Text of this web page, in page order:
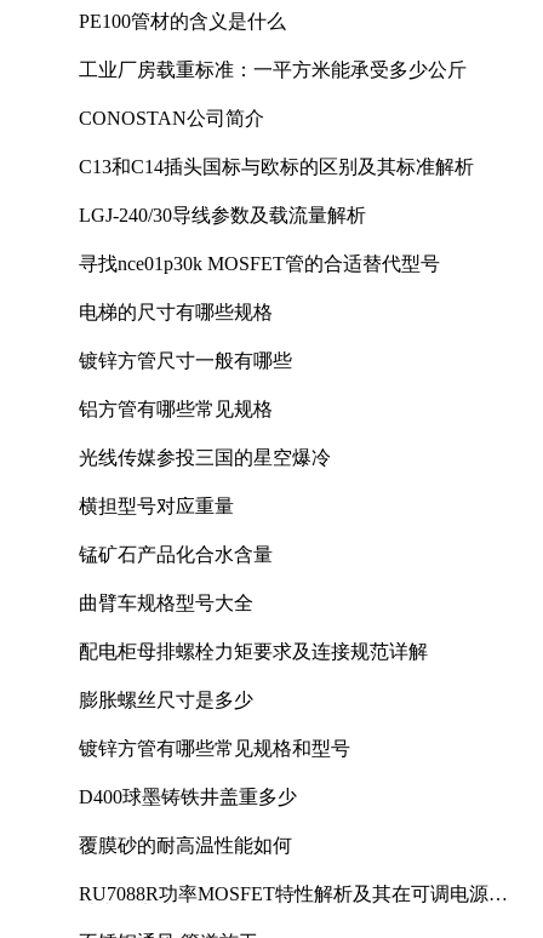
PE100管材的含义是什么
工业厂房载重标准：一平方米能承受多少公斤
CONOSTAN公司简介
C13和C14插头国标与欧标的区别及其标准解析
LGJ-240/30导线参数及载流量解析
寻找nce01p30k MOSFET管的合适替代型号
电梯的尺寸有哪些规格
镀锌方管尺寸一般有哪些
铝方管有哪些常见规格
光线传媒参投三国的星空爆冷
横担型号对应重量
锰矿石产品化合水含量
曲臂车规格型号大全
配电柜母排螺栓力矩要求及连接规范详解
膨胀螺丝尺寸是多少
镀锌方管有哪些常见规格和型号
D400球墨铸铁井盖重多少
覆膜砂的耐高温性能如何
RU7088R功率MOSFET特性解析及其在可调电源设